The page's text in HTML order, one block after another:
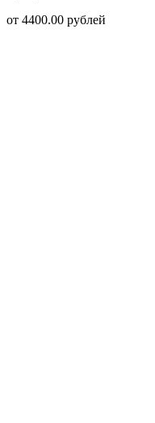
от 4400.00 рублей